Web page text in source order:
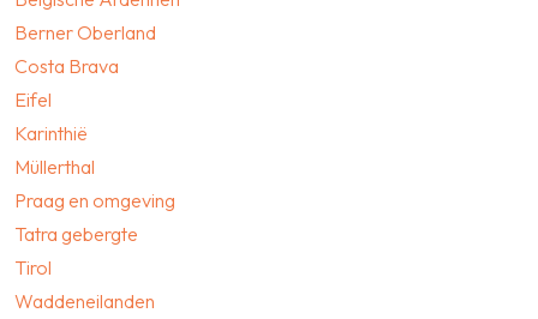
Berner Oberland
Costa Brava
Eifel
Karinthië
Müllerthal
Praag en omgeving
Tatra gebergte
Tirol
Waddeneilanden